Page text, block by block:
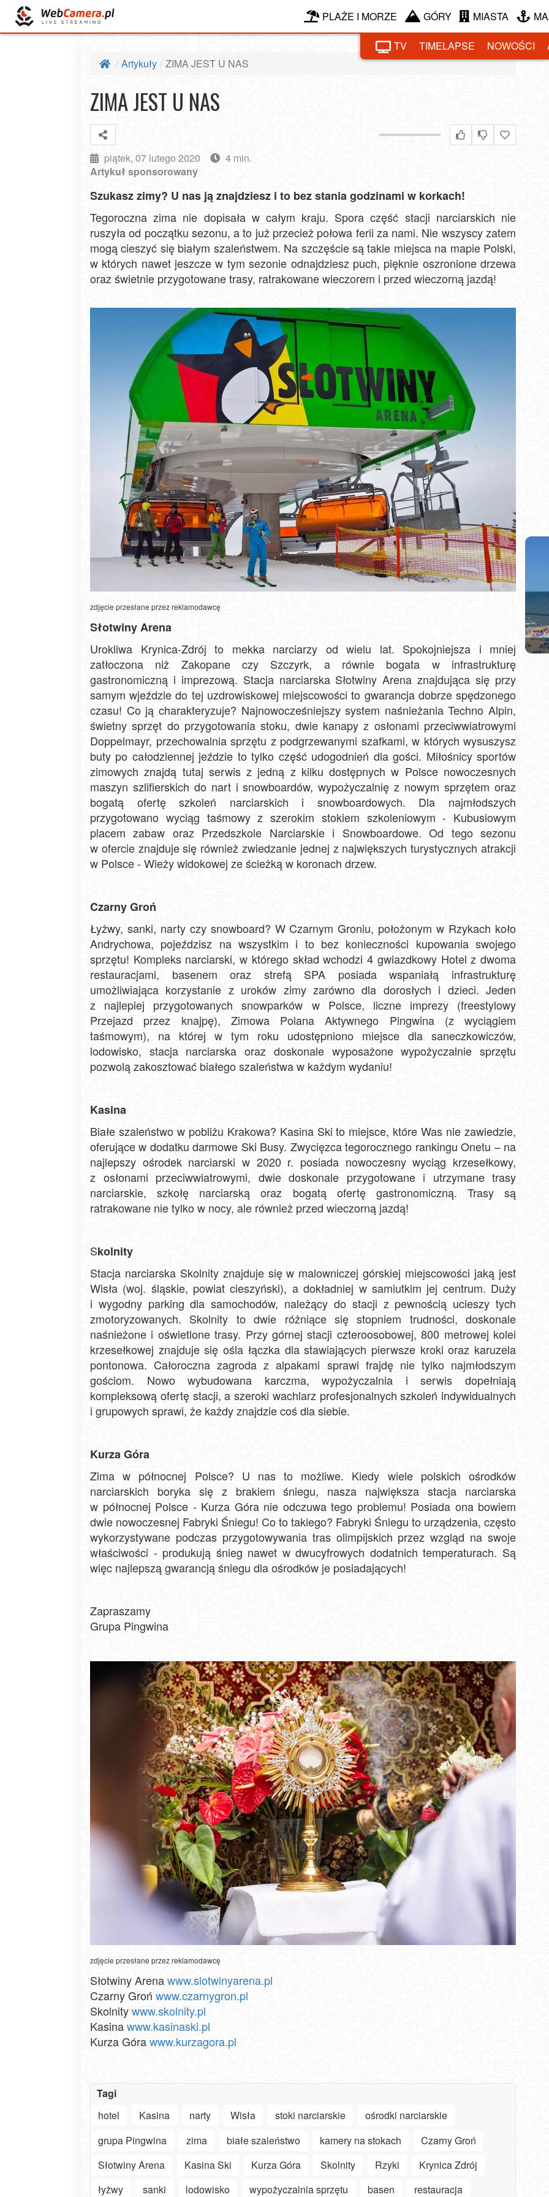
PLAŻE I MORZE GÓRY MIASTA
TV TIMELAPSE NOWOŚCI
Artykuły
ZIMA JEST U NAS
ZIMA JEST U NAS
piątek, 07 lutego 2020
4 min.
Artykuł sponsorowany
Szukasz zimy? U nas ją znajdziesz i to bez stania godzinami w korkach!
Tegoroczna zima nie dopisała w całym kraju. Spora część stacji narciarskich nie
ruszyła od początku sezonu, a to już przecież połowa ferii za nami. Nie wszyscy zatem
mogą cieszyć się białym szaleństwem. Na szczęście są takie miejsca na mapie Polski,
w których nawet jeszcze w tym sezonie odnajdziesz puch, pięknie oszronione drzewa
oraz świetnie przygotowane trasy, ratrakowane wieczorem i przed wieczorną jazdą!
zdjęcie przesłane przez reklamodawcę
Słotwiny Arena
Urokliwa Krynica-Zdrój to mekka narciarzy od wielu lat. Spokojniejsza i mniej
zatłoczona niż Zakopane czy Szczyrk, a równie bogata w infrastrukturę
gastronomiczną i imprezową. Stacja narciarska Słotwiny Arena znajdująca się przy
samym wjeździe do tej uzdrowiskowej miejscowości to gwarancja dobrze spędzonego
czasu! Co ją charakteryzuje? Najnowocześniejszy system naśnieżania Techno Alpin,
świetny sprzęt do przygotowania stoku, dwie kanapy z osłonami przeciwwiatrowymi
Doppelmayr, przechowalnia sprzętu z podgrzewanymi szafkami, w których wysuszysz
buty po całodziennej jeździe to tylko część udogodnień dla gości. Miłośnicy sportów
zimowych znajdą tutaj serwis z jedną z kilku dostępnych w Polsce nowoczesnych
maszyn szlifierskich do nart i snowboardów, wypożyczalnię z nowym sprzętem oraz
bogatą ofertę szkoleń narciarskich i snowboardowych. Dla najmłodszych
przygotowano wyciąg taśmowy z szerokim stokiem szkoleniowym - Kubusiowym
placem zabaw oraz Przedszkole Narciarskie i Snowboardowe. Od tego sezonu
w ofercie znajduje się również zwiedzanie jednej z największych turystycznych atrakcji
w Polsce - Wieży widokowej ze ścieżką w koronach drzew.
Czarny Groń
Łyżwy, sanki, narty czy snowboard? W Czarnym Groniu, położonym w Rzykach koło
Andrychowa, pojeździsz na wszystkim i to bez konieczności kupowania swojego
sprzętu! Kompleks narciarski, w którego skład wchodzi 4 gwiazdkowy Hotel z dwoma
restauracjami, basenem oraz strefą SPA posiada wspaniałą infrastrukturę
umożliwiająca korzystanie z uroków zimy zarówno dla dorosłych i dzieci. Jeden
z najlepiej przygotowanych snowparków w Polsce, liczne imprezy (freestylowy
Przejazd przez knajpę), Zimowa Polana Aktywnego Pingwina (z wyciągiem
taśmowym), na której w tym roku udostępniono miejsce dla saneczkowiczów,
lodowisko, stacja narciarska oraz doskonale wyposażone wypożyczalnie sprzętu
pozwolą zakosztować białego szaleństwa w każdym wydaniu!
Kasina
Białe szaleństwo w pobliżu Krakowa? Kasina Ski to miejsce, które Was nie zawiedzie,
oferujące w dodatku darmowe Ski Busy. Zwycięzca tegorocznego rankingu Onetu – na
najlepszy ośrodek narciarski w 2020 r. posiada nowoczesny wyciąg krzesełkowy,
z osłonami przeciwwiatrowymi, dwie doskonale przygotowane i utrzymane trasy
narciarskie, szkołę narciarską oraz bogatą ofertę gastronomiczną. Trasy są
ratrakowane nie tylko w nocy, ale również przed wieczorną jazdą!
Skolnity
Stacja narciarska Skolnity znajduje się w malowniczej górskiej miejscowości jaką jest
Wisła (woj. śląskie, powiat cieszyński), a dokładniej w samiutkim jej centrum. Duży
i wygodny parking dla samochodów, należący do stacji z pewnością ucieszy tych
zmotoryzowanych. Skolnity to dwie różniące się stopniem trudności, doskonale
naśnieżone i oświetlone trasy. Przy górnej stacji czteroosobowej, 800 metrowej kolei
krzesełkowej znajduje się ośla łączka dla stawiających pierwsze kroki oraz karuzela
pontonowa. Całoroczna zagroda z alpakami sprawi frajdę nie tylko najmłodszym
gościom. Nowo wybudowana karczma, wypożyczalnia i serwis dopełniają
kompleksową ofertę stacji, a szeroki wachlarz profesjonalnych szkoleń indywidualnych
i grupowych sprawi, że każdy znajdzie coś dla siebie.
Kurza Góra
Zima w północnej Polsce? U nas to możliwe. Kiedy wiele polskich ośrodków
narciarskich boryka się z brakiem śniegu, nasza największa stacja narciarska
w północnej Polsce - Kurza Góra nie odczuwa tego problemu! Posiada ona bowiem
dwie nowoczesnej Fabryki Śniegu! Co to takiego? Fabryki Śniegu to urządzenia, często
wykorzystywane podczas przygotowywania tras olimpijskich przez wzgląd na swoje
właściwości - produkują śnieg nawet w dwucyfrowych dodatnich temperaturach. Są
więc najlepszą gwarancją śniegu dla ośrodków je posiadających!
Zapraszamy
Grupa Pingwina
zdjęcie przesłane przez reklamodawcę
Słotwiny Arenawww.slotwinyarena.pl
Czarny Groń www.czarnygron.pl
Skolnitywww.skolnity.pl
Kasinawww.kasinaski.pl
Kurza Górawww.kurzagora.pl
Tagi
hotel
Kasina narty Wisła stoki narciarskie
ośrodki narciarskie
grupa Pingwina
zima białe szaleństwo kamery na stokach
Czarny Groń
Słotwiny Arena
Kasina Ski Kurza Góra Skolnity Rzyki
Krynica Zdrój
łyżwy
sanki lodowisko wypożyczalnia sprzętu basen restauracja
Zakopane - widok na deptak Krupówki NOWOŚĆ Władysławowo - widok na plażę - NOWOŚĆ
Ski